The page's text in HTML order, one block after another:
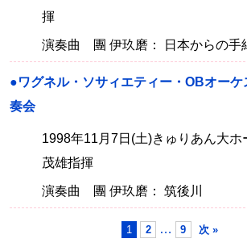
揮
演奏曲 團 伊玖磨： 日本からの手
●ワグネル・ソサィエティー・OBオーケ
奏会
1998年11月7日(土)きゅりあん大
茂雄指揮
演奏曲 團 伊玖磨： 筑後川
1 2 … 9 次 »